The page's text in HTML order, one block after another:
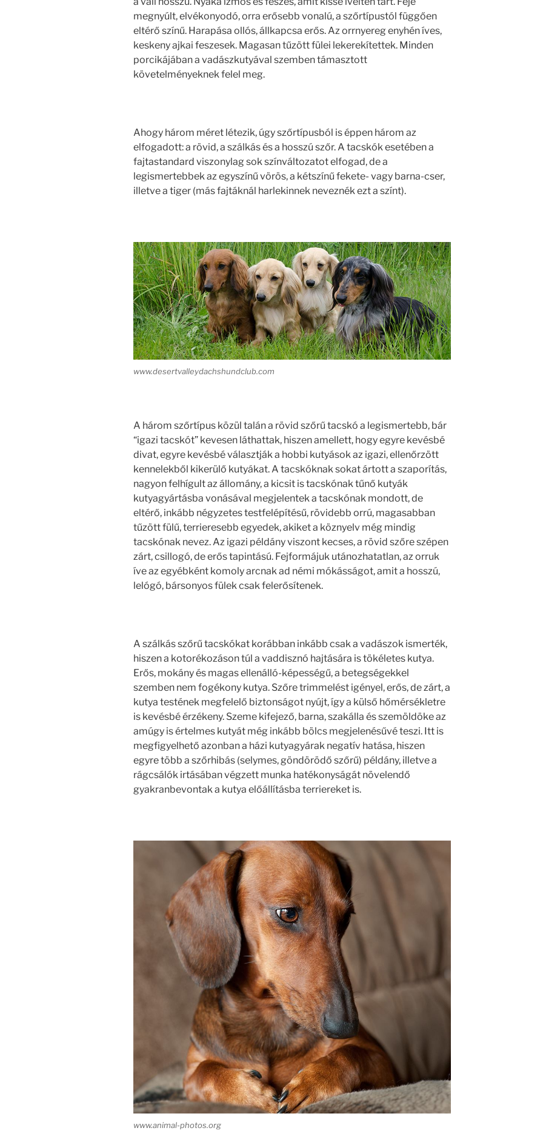
megnyúlt, elvékonyodó, orra erősebb vonalú, a szőrtípustól függően
eltérő színű. Harapása ollós, állkapcsa erős. Az orrnyereg enyhén íves,
keskeny ajkai feszesek. Magasan tűzött fülei lekerekítettek. Minden
porcikájában a vadászkutyával szemben támasztott
követelményeknek felel meg.
Ahogy három méret létezik, úgy szőrtípusból is éppen három az
elfogadott: a rövid, a szálkás és a hosszú szőr. A tacskók esetében a
fajtastandard viszonylag sok színváltozatot elfogad, de a
legismertebbek az egyszínű vörös, a kétszínű fekete- vagy barna-cser,
illetve a tiger (más fajtáknál harlekinnek neveznék ezt a színt).
www.desertvalleydachshundclub.com
A három szőrtípus közül talán a rövid szőrű tacskó a legismertebb, bár
“igazi tacskót” kevesen láthattak, hiszen amellett, hogy egyre kevésbé
divat, egyre kevésbé választják a hobbi kutyások az igazi, ellenőrzött
kennelekből kikerülő kutyákat. A tacskóknak sokat ártott a szaporítás,
nagyon felhígult az állomány, a kicsit is tacskónak tűnő kutyák
kutyagyártásba vonásával megjelentek a tacskónak mondott, de
eltérő, inkább négyzetes testfelépítésű, rövidebb orrú, magasabban
tűzött fülű, terrieresebb egyedek, akiket a köznyelv még mindig
tacskónak nevez. Az igazi példány viszont kecses, a rövid szőre szépen
zárt, csillogó, de erős tapintású. Fejformájuk utánozhatatlan, az orruk
íve az egyébként komoly arcnak ad némi mókásságot, amit a hosszú,
lelógó, bársonyos fülek csak felerősítenek.
A szálkás szőrű tacskókat korábban inkább csak a vadászok ismerték,
hiszen a kotorékozáson túl a vaddisznó hajtására is tökéletes kutya.
Erős, mokány és magas ellenálló-képességű, a betegségekkel
szemben nem fogékony kutya. Szőre trimmelést igényel, erős, de zárt, a
kutya testének megfelelő biztonságot nyújt, így a külső hőmérsékletre
is kevésbé érzékeny. Szeme kifejező, barna, szakálla és szemöldöke az
amúgy is értelmes kutyát még inkább bölcs megjelenésűvé teszi. Itt is
megfigyelhető azonban a házi kutyagyárak negatív hatása, hiszen
egyre több a szőrhibás (selymes, göndörödő szőrű) példány, illetve a
rágcsálók irtásában végzett munka hatékonyságát növelendő
gyakranbevontak a kutya előállításba terriereket is.
www.animal-photos.org